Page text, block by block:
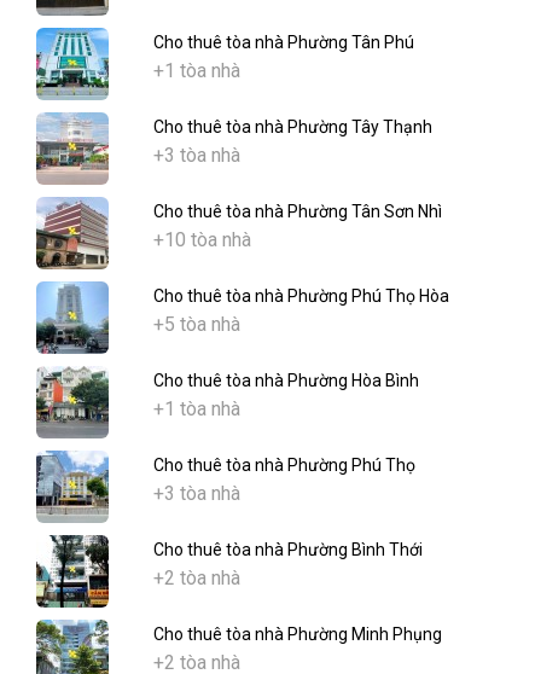
Cho thuê tòa nhà Phường Tân Phú
+1 tòa nhà
Cho thuê tòa nhà Phường Tây Thạnh
+3 tòa nhà
Cho thuê tòa nhà Phường Tân Sơn Nhì
+10 tòa nhà
Cho thuê tòa nhà Phường Phú Thọ Hòa
+5 tòa nhà
Cho thuê tòa nhà Phường Hòa Bình
+1 tòa nhà
Cho thuê tòa nhà Phường Phú Thọ
+3 tòa nhà
Cho thuê tòa nhà Phường Bình Thới
+2 tòa nhà
Cho thuê tòa nhà Phường Minh Phụng
+2 tòa nhà